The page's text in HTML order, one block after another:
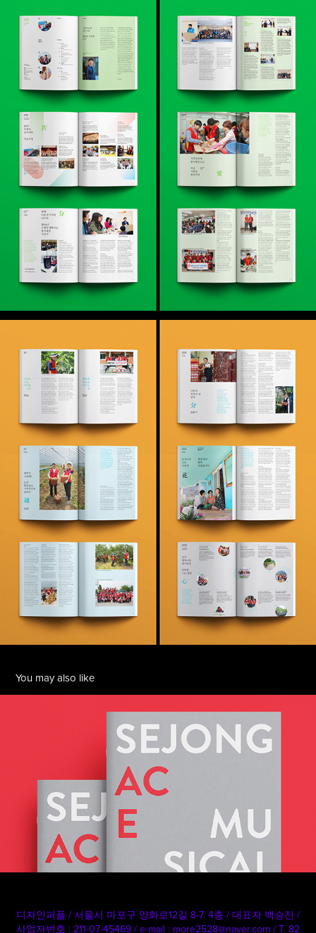
You may also like
세종문화회관. SEJONG ACE MUSICAL CEO
2021
디자인퍼플 / 서울시 마포구 양화로12길 8-7. 4층 / 대표자 백승진‌‌ /
사업자번호 : 211-07-45469‌‌ / e-mail : more2528‌@‌naver.com / T‌. 82